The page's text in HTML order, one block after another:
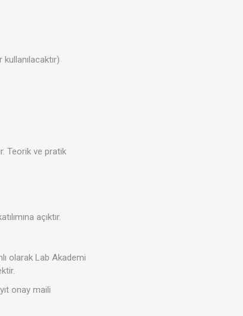
Teorik ve pratik
açıktır.
olarak Lab Akademi
onay maili